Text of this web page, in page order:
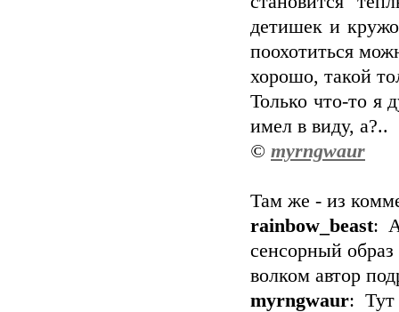
детишек и
поохотиться
хорошо, такой
Только что-то я
имел в виду, а?..
© myrngwaur
Там же - из
rainbow_beast: А
сенсорный
волком автор
myrngwaur: Тут